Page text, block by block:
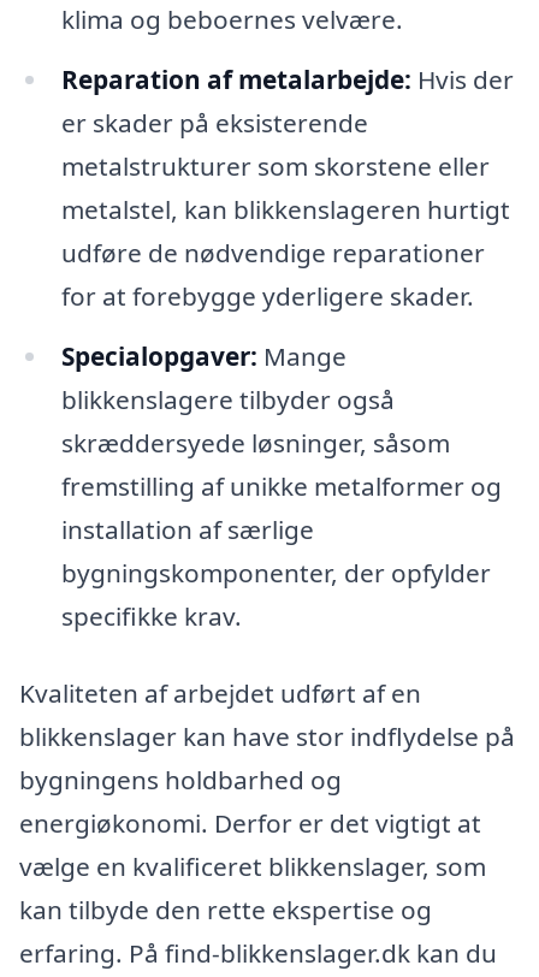
klima og beboernes velvære.
Reparation af metalarbejde: Hvis der
er skader på eksisterende
metalstrukturer som skorstene eller
metalstel, kan blikkenslageren hurtigt
udføre de nødvendige reparationer
for at forebygge yderligere skader.
Specialopgaver: Mange
blikkenslagere tilbyder også
skræddersyede løsninger, såsom
fremstilling af unikke metalformer og
installation af særlige
bygningskomponenter, der opfylder
specifikke krav.
Kvaliteten af arbejdet udført af en
blikkenslager kan have stor indflydelse på
bygningens holdbarhed og
energiøkonomi. Derfor er det vigtigt at
vælge en kvalificeret blikkenslager, som
kan tilbyde den rette ekspertise og
erfaring. På find-blikkenslager.dk kan du